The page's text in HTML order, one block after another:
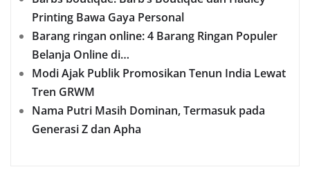
Printing Bawa Gaya Personal
Barang ringan online: 4 Barang Ringan Populer
Belanja Online di…
Modi Ajak Publik Promosikan Tenun India Lewat
Tren GRWM
Nama Putri Masih Dominan, Termasuk pada
Generasi Z dan Apha